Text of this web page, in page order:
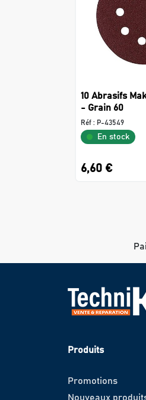
10 Abrasifs
- Grain 60
Réf : P-43549
En stock
6,60 €
Produits
Promotions
Nouveaux